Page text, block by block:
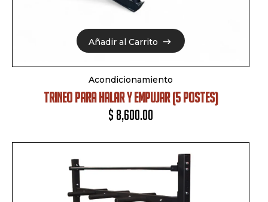
Añadir al Carrito
Añadir al Carrito
Acondicionamiento
TRINEO PARA HALAR Y EMPUJAR (5 POSTES)
$ 8,600.00